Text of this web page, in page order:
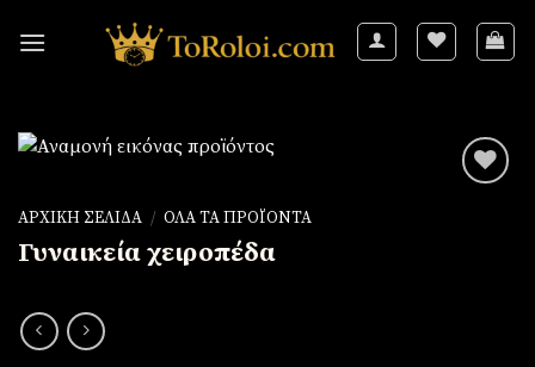
ΑΡΧΙΚΉ ΣΕΛΊΔΑ / ΌΛΑ ΤΑ ΠΡΟΪΌΝΤΑ
Γυναικεία χειροπέδα